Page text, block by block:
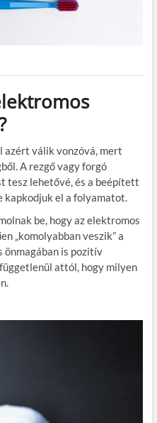
azért válik vonzóvá, mert
A rezgő vagy forgó
tesz lehetővé, és a beépített
kapkodjuk el a folyamatot.
be, hogy az elektromos
„komolyabban veszik” a
önmagában is pozitív
attól, hogy milyen